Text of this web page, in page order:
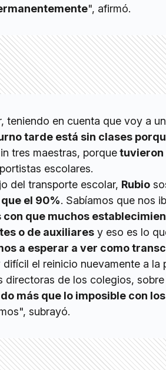
", afirmó.
teniendo en cuenta que voy a
tarde está sin clases
tres maestras, porquetuvieron
escolares.
del transporte escolar, Rubio
el 90%. Sabíamos que nos
que muchos
o de auxiliares y eso es lo
a esperar a ver como
el reinicio nuevamente a la
directoras de los colegios,
más que lo imposible con
subrayó.